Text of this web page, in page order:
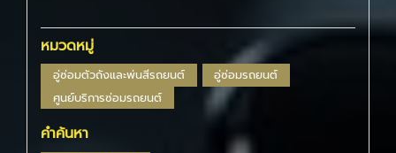
หมวดหมู่
อู่ซ่อมตัวถังและพ่นสีรถยนต์
อู่ซ่อมรถยนต์
ศูนย์บริการซ่อมรถยนต์
คำค้นหา